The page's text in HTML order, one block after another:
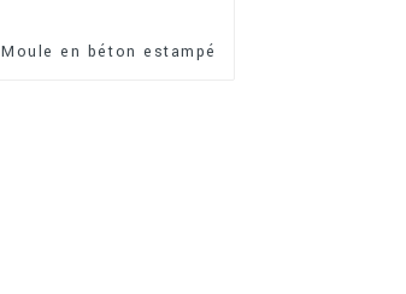
Moule en béton estampé